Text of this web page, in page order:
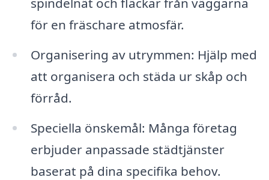
för en fräschare atmosfär.
Organisering av utrymmen: Hjälp med
att organisera och städa ur skåp och
förråd.
Speciella önskemål: Många företag
erbjuder anpassade städtjänster
baserat på dina specifika behov.